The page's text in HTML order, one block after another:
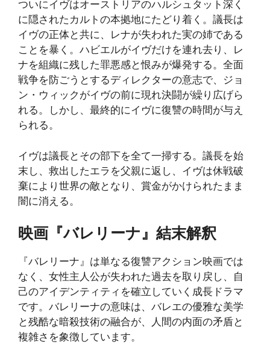
ついにイヴはオーストリアのハルシュタット深く
に隠されたカルトの本拠地にたどり着く。議長は
イヴの正体と共に、レナが失われた実の姉である
ことを暴く。ハビエルがイヴだけを連れ去り、レ
ナを組織に残した罪悪感と恨みが爆発する。全面
戦争を防ごうとするディレクターの意志で、ジョ
ン・ウィックがイヴの前に現れ決闘が繰り広げら
れる。しかし、最終的にイヴに復讐の時間が与え
られる。
イヴは議長とその部下を全て一掃する。議長を始
末し、救出したエラを父親に返し、イヴは休戦破
棄により世界の敵となり、賞金がかけられたまま
闇に消える。
映画『バレリーナ』結末解釈
『バレリーナ』は単なる復讐アクション映画では
なく、女性主人公が失われた過去を取り戻し、自
己のアイデンティティを確立していく成長ドラマ
です。バレリーナの意味は、バレエの優雅な美学
と残酷な暗殺技術の融合が、人間の内面の矛盾と
複雑さを象徴しています。